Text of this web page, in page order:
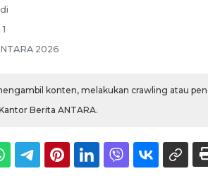
2026
konten, melakukan crawling atau
Berita ANTARA.